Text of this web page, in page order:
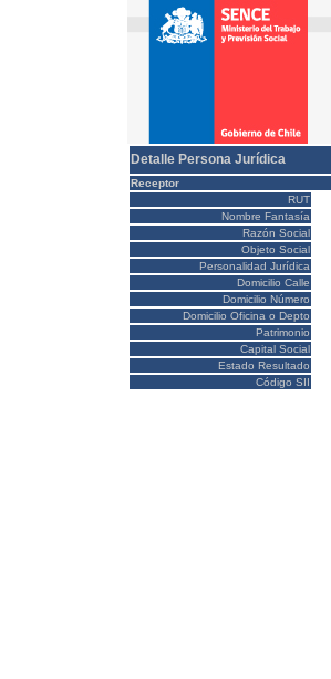
Detalle Persona Jurídica
Receptor
RUT
Nombre Fantasía
Razón Social
Objeto Social
Personalidad Jurídica
Domicilio Calle
Domicilio Número
Domicilio Oficina o Depto
Patrimonio
Capital Social
Estado Resultado
Código SII